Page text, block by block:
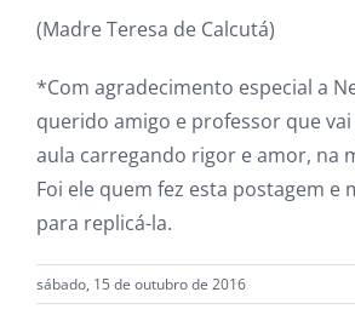
(Madre Teresa de Calcutá)
*Com agradecimento especial a
querido amigo e professor que
aula carregando rigor e amor, na
Foi ele quem fez esta postagem e
para replicá-la.
sábado, 15 de outubro de 2016